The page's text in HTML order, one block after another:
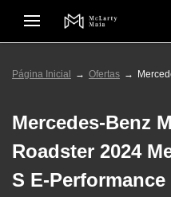
Página Inicial Ofertas Mercedes-
Mercedes-Benz
Roadster 2024
S E-Performance